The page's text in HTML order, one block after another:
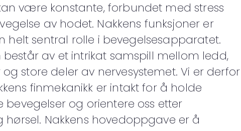
være konstante, forbundet med stress
av hodet. Nakkens funksjoner er
helt sentral rolle i bevegelsesapparatet.
består av et intrikat samspill mellom ledd,
store deler av nervesystemet. Vi er derfor
finmekanikk er intakt for å holde
bevegelser og orientere oss etter
hørsel. Nakkens hovedoppgave er å